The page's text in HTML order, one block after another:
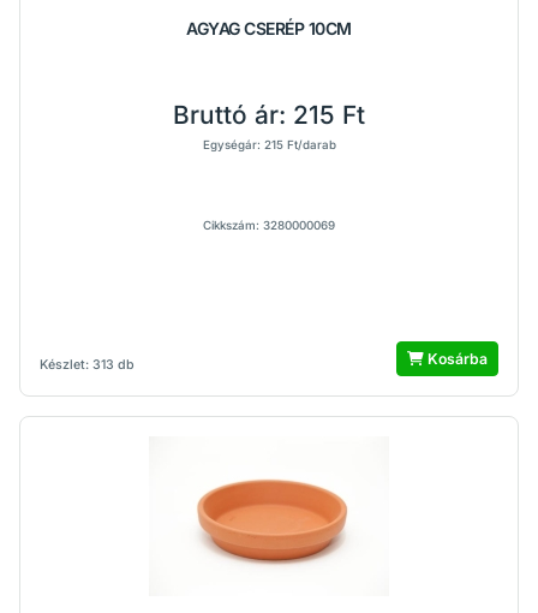
AGYAG CSERÉP 10CM
Készlet: 313 db
Bruttó ár: 215 Ft
Egységár: 215 Ft/darab
Cikkszám: 3280000069
Kosárba